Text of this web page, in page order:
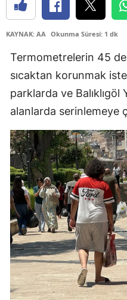
KAYNAK: AA Okunma Süresi: 1 dk
Termometrelerin 45
sıcaktan korunmak
parklarda ve Balıklıgöl
alanlarda serinlemeye